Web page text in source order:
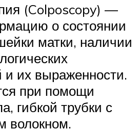
(Colposcopy) —
о состоянии
матки, наличии
и их выраженности.
при помощи
гибкой трубки с
волокном.